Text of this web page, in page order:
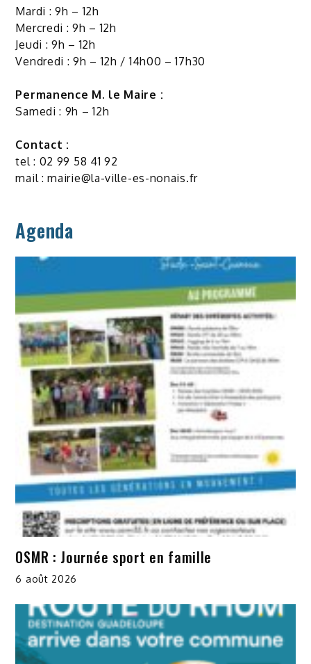
Mardi : 9h – 12h
Mercredi : 9h – 12h
Jeudi : 9h – 12h
Vendredi : 9h – 12h / 14h00 – 17h30
Permanence M. le Maire :
Samedi : 9h – 12h
Contact :
tel : 02 99 58 41 92
mail :mairie@la-ville-es-nonais.fr
Agenda
OSMR : Journée sport en famille
6 août 2026